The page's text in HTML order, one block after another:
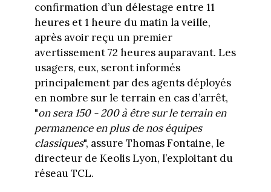
confirmation d’un délestage entre 11
heures et 1 heure du matin la veille,
après avoir reçu un premier
avertissement 72 heures auparavant. Les
usagers, eux, seront informés
principalement par des agents déployés
en nombre sur le terrain en cas d’arrêt,
"on sera 150 - 200 à être sur le terrain en
permanence en plus de nos équipes
classiques", assure Thomas Fontaine, le
directeur de Keolis Lyon, l’exploitant du
réseau TCL.